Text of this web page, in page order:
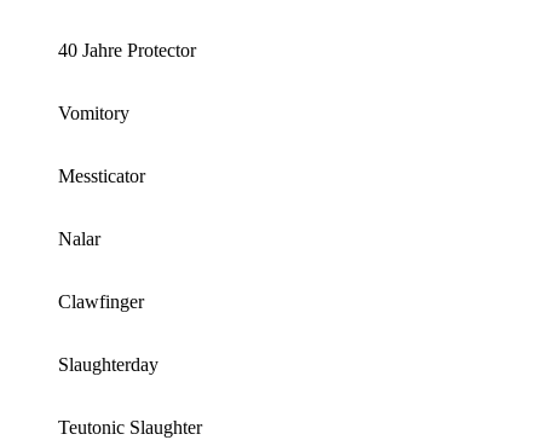
40 Jahre Protector
Vomitory
Messticator
Nalar
Clawfinger
Slaughterday
Teutonic Slaughter